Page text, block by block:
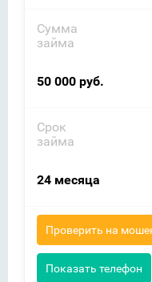
Сумма
займа
50 000 руб.
Срок
займа
24 месяца
Проверить на
Показать телефон